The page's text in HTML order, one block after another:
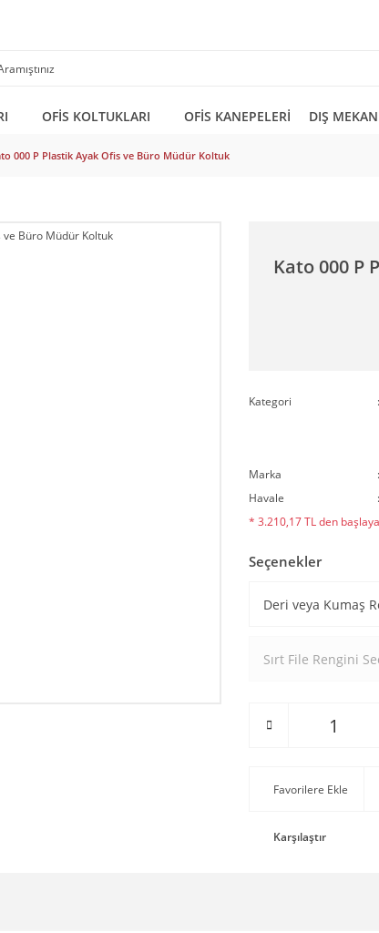
OFİS KOLTUKLARI OFİS KANEPELERİ DIŞ
000 P Plastik Ayak Ofis ve Büro Müdür Koltuk
Kato 000 P
Kategori
Marka
Havale
* 3.210,17 TL den
Seçenekler
Karşılaştır